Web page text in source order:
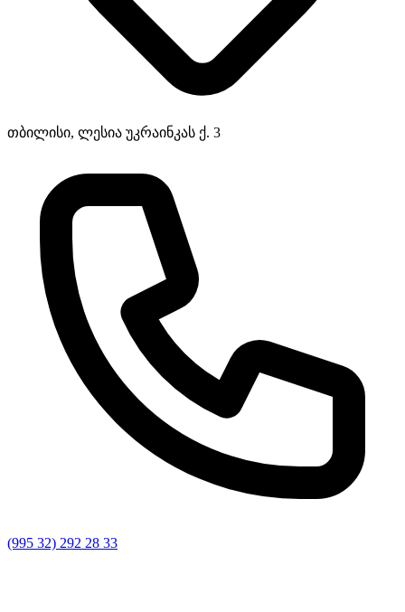
თბილისი, ლესია უკრაინკას ქ. 3
(995 32) 292 28 33